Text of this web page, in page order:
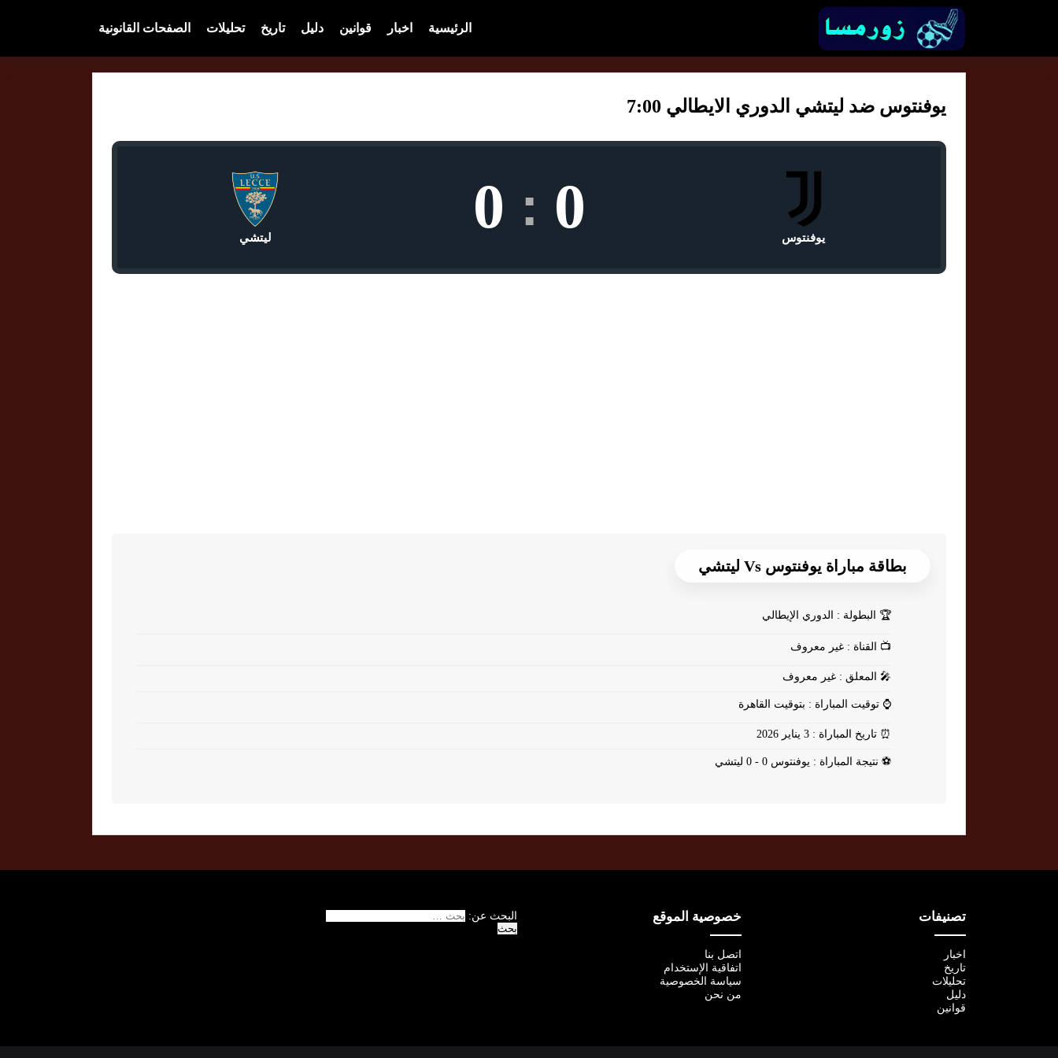
الرئيسية اخبار قوانين دليل تاريخ تحليلات الصفحات القانونية
يوفنتوس ضد ليتشي الدوري الايطالي 7:00
يوفنتوس 0
:
0 ليتشي
بطاقة مباراة يوفنتوس Vs ليتشي
🏆 البطولة : الدوري الإيطالي
📺 القناة : غير معروف
🎤 المعلق : غير معروف
⌚ توقيت المباراة : بتوقيت القاهرة
⏰ تاريخ المباراة : 3 يناير 2026
⚽ نتيجة المباراة : يوفنتوس 0 - 0 ليتشي
تصنيفات
اخبار
تاريخ
تحليلات
دليل
قوانين
خصوصية الموقع
اتصل بنا
اتفاقية الإستخدام
سياسة الخصوصية
من نحن
البحث عن: